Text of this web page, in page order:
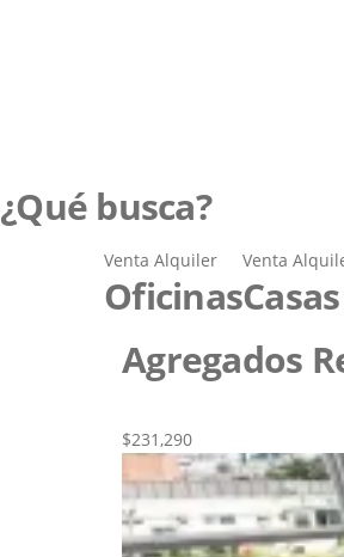
¿Qué busca?
Venta Alquiler
Oficinas
Venta
Casas
Agregados
$231,290